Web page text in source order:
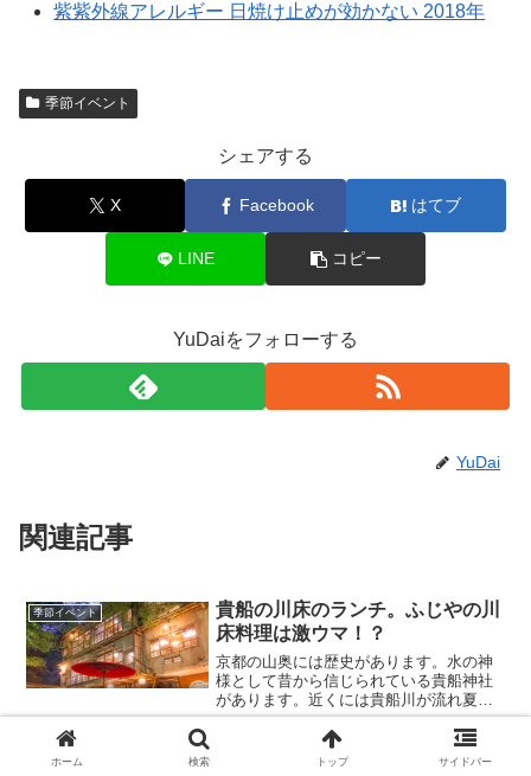
紫紫外線アレルギー 日焼け止めが効かない 2018年
季節イベント
シェアする
X Facebook はてブ
LINE コピー
YuDaiをフォローする
YuDai
関連記事
季節イベント
貴船の川床のランチ。ふじやの川
床料理は激ウマ！？
京都の山奥には歴史があります。水の神
様として昔から信じられている貴船神社
があります。近くには貴船川が流れ夏の
風物詩と言われる川床が多く並びます。
そんな川床は、大正時代が終わりを告げ
るころに多くの旅館が増えていき旅の疲
季節イベント 貴船の川床のランチ。リーズナブ
ホーム 検索 トップ サイドバー